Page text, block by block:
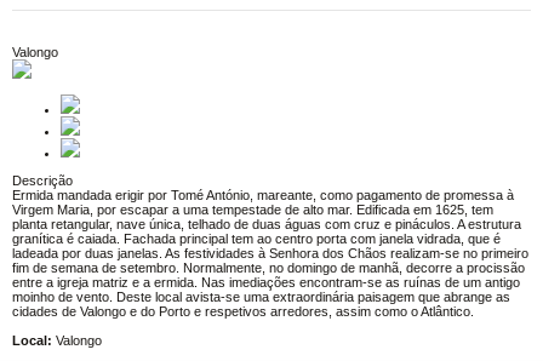
Valongo
Descrição
Ermida mandada erigir por Tomé António, mareante, como pagamento de promessa à
Virgem Maria, por escapar a uma tempestade de alto mar. Edificada em 1625, tem
planta retangular, nave única, telhado de duas águas com cruz e pináculos. A estrutura
granítica é caiada. Fachada principal tem ao centro porta com janela vidrada, que é
ladeada por duas janelas. As festividades à Senhora dos Chãos realizam-se no primeiro
fim de semana de setembro. Normalmente, no domingo de manhã, decorre a procissão
entre a igreja matriz e a ermida. Nas imediações encontram-se as ruínas de um antigo
moinho de vento. Deste local avista-se uma extraordinária paisagem que abrange as
cidades de Valongo e do Porto e respetivos arredores, assim como o Atlântico.
Local: Valongo